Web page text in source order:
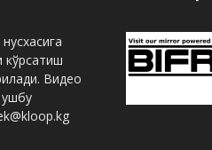
Видео
ушбу